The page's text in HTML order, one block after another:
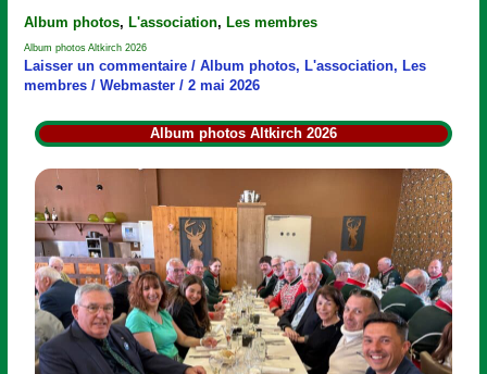
Album photos, L'association, Les membres
Album photos Altkirch 2026
Laisser un commentaire /Album photos, L'association, Les
membres /Webmaster/2 mai 2026
Album photos Altkirch 2026
Album
Altkirch
2026